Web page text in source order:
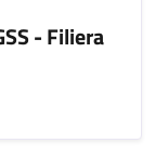
- Filiera